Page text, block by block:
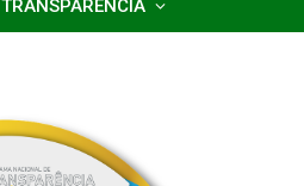
TRANSPARÊNCIA